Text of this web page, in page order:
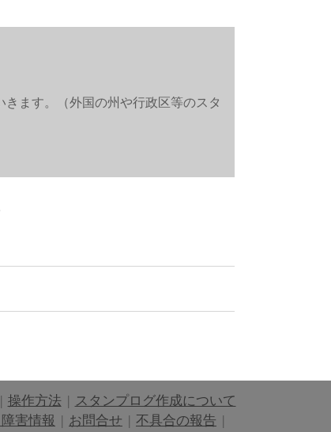
ます。（外国の州や行政区等のスタ
| 操作方法| スタンプログ作成について
害情報 | お問合せ | 不具合の報告 |